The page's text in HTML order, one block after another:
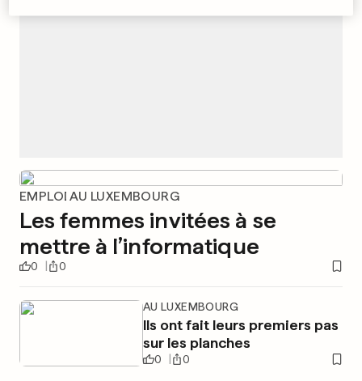
EMPLOI AU LUXEMBOURG
Les femmes invitées à se
mettre à l’informatique
0 0
AU LUXEMBOURG
Ils ont fait leurs premiers pas
sur les planches
0 0